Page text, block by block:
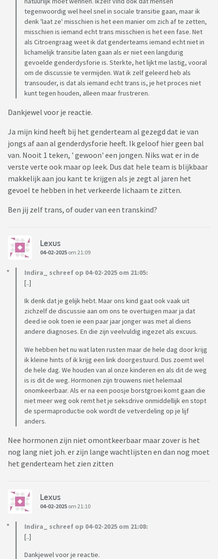
tegenwoordig wel heel snel in sociale transitie gaan, maar ik
denk 'laat ze' misschien is het een manier om zich af te zetten,
misschien is iemand echt trans misschien is het een fase. Net
als Citroengraag weet ik dat genderteams iemand echt niet in
lichamelijk transitie laten gaan als er niet een langdurig
gevoelde genderdysforie is. Sterkte, het lijkt me lastig, vooral
om de discussie te vermijden. Wat ik zelf geleerd heb als
transouder, is dat als iemand echt trans is, je het proces niet
kunt tegen houden, alleen maar frustreren.
Dankjewel voor je reactie.
Ja mijn kind heeft bij het genderteam al gezegd dat ie van
jongs af aan al genderdysforie heeft. Ik geloof hier geen bal
van. Nooit 1 teken, ' gewoon' een jongen. Niks wat er in de
verste verte ook maar op leek. Dus dat hele team is blijkbaar
makkelijk aan jou kant te krijgen als je zegt al jaren het
gevoel te hebben in het verkeerde lichaam te zitten.
Ben jij zelf trans, of ouder van een transkind?
Lexus
04-02-2025 om 21:09
Indira_ schreef op 04-02-2025 om 21:05:
[..]
Ik denk dat je gelijk hebt. Maar ons kind gaat ook vaak uit
zichzelf de discussie aan om ons te overtuigen maar ja dat
deed ie ook toen ie een paar jaar jonger was met al diens
andere diagnoses. En die zijn veelvuldig ingezet als excuus.
We hebben het nu wat laten rusten maar de hele dag door krijg
ik kleine hints of ik krijg een link doorgestuurd. Dus zoemt wel
de hele dag. We houden van al onze kinderen en als dit de weg
is is dit de weg. Hormonen zijn trouwens niet helemaal
onomkeerbaar. Als er na een poosje borstgroei komt gaan die
niet meer weg ook remt het je seksdrive onmiddellijk en stopt
de spermaproductie ook wordt de vetverdeling op je lijf
anders.
Nee hormonen zijn niet omontkeerbaar maar zover is het
nog lang niet joh. er zijn lange wachtlijsten en dan nog moet
het genderteam het zien zitten
Lexus
04-02-2025 om 21:10
Indira_ schreef op 04-02-2025 om 21:08:
[..]
Dankjewel voor je reactie.